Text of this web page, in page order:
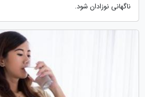
ناگهانی نوزادان شود.